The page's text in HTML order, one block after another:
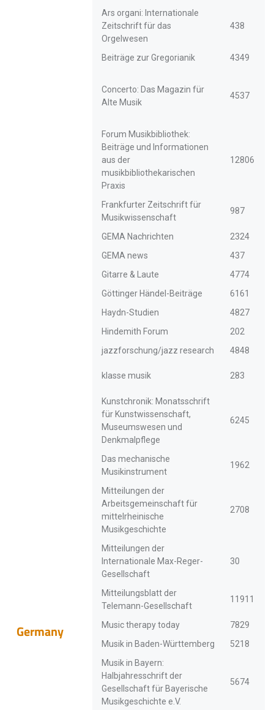
Germany
Ars organi: Internationale
Zeitschrift für das
Orgelwesen
438
Beiträge zur Gregorianik 4349
Concerto: Das Magazin für
Alte Musik
4537
Forum Musikbibliothek:
Beiträge und Informationen
aus der
musikbibliothekarischen
Praxis
12806
Frankfurter Zeitschrift für
Musikwissenschaft
987
GEMA Nachrichten
2324
GEMA news
437
Gitarre & Laute
4774
Göttinger Händel-Beiträge
6161
Haydn-Studien
4827
Hindemith Forum
202
jazzforschung/jazz research
4848
klasse musik 283
Kunstchronik: Monatsschrift
für Kunstwissenschaft,
Museumswesen und
Denkmalpflege
6245
Das mechanische
Musikinstrument
1962
Mitteilungen der
Arbeitsgemeinschaft für
mittelrheinische
Musikgeschichte
2708
Mitteilungen der
Internationale Max-Reger-
Gesellschaft
30
Mitteilungsblatt der
Telemann-Gesellschaft
11911
Music therapy today
7829
Musik in Baden-Württemberg
5218
Musik in Bayern:
Halbjahresschrift der
Gesellschaft für Bayerische
Musikgeschichte e.V.
5674